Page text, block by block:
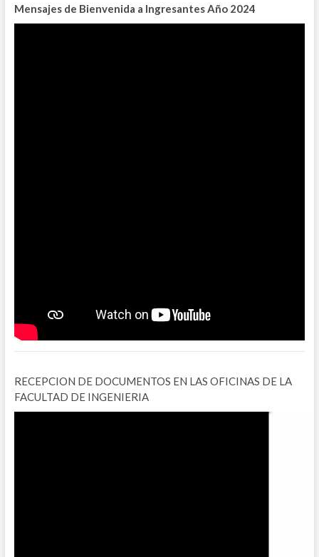
Mensajes de Bienvenida a IngresantesAño 2024
RECEPCION DE DOCUMENTOS EN LAS OFICINAS DE LA
FACULTAD DE INGENIERIA